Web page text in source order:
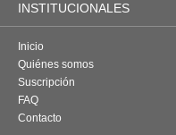
INSTITUCIONALES
Inicio
Quiénes somos
Suscripción
FAQ
Contacto